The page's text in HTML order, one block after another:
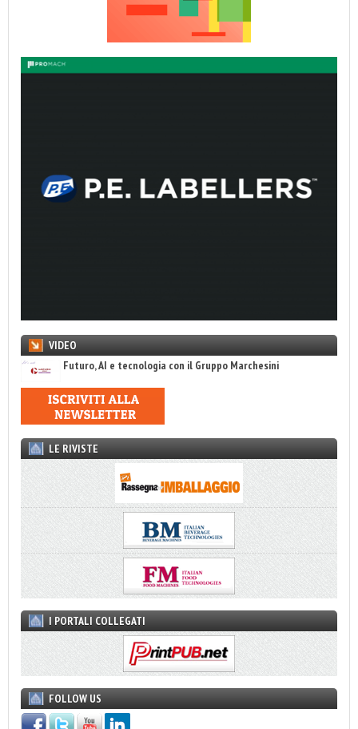
VIDEO
Futuro, AI e tecnologia con il Gruppo Marchesini
LE RIVISTE
I PORTALI COLLEGATI
FOLLOW US